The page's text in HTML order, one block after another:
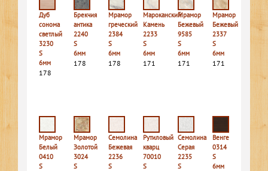
Дуб
сонома
светлый
3230
S
6мм
178
Брекчия
антика
2240
S
6мм
178
Мрамор
греческий
2384
S
6мм
178
Мароканский
Камень
2233
S
6мм
171
Мрамор
Бежевый
9585
S
6мм
171
Мрамор
Бежевый
2337
S
6мм
171
Мрамор
Белый
0410
S
Мрамор
Золотой
3024
S
Семолина
Бежевая
2236
S
Рутиловый
кварц
70010
S
Семолина
Серая
2235
S
Венге
0314
S
6мм